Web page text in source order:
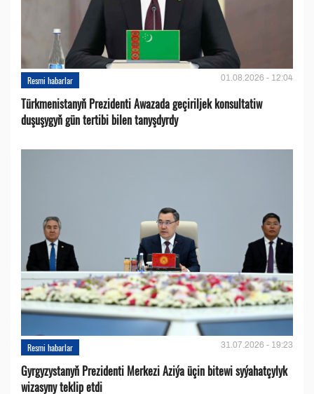
Resmi habarlar 01.08.2026 - 12:04
Türkmenistanyň Prezidenti Awazada geçiriljek konsultatiw
duşuşygyň gün tertibi bilen tanyşdyrdy
Resmi habarlar 31.07.2026 - 19:23
Gyrgyzystanyň Prezidenti Merkezi Aziýa üçin bitewi syýahatçylyk
wizasyny teklip etdi